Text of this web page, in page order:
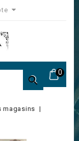
0

magasins